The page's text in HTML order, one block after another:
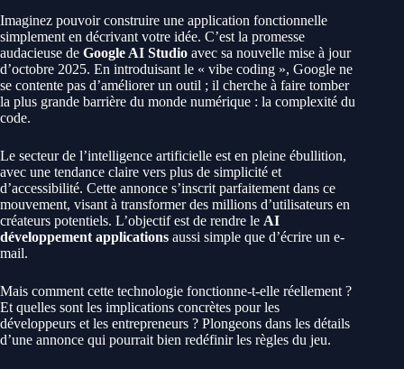
Imaginez pouvoir construire une application fonctionnelle
simplement en décrivant votre idée. C’est la promesse
audacieuse de Google AI Studio avec sa nouvelle mise à jour
d’octobre 2025. En introduisant le « vibe coding », Google ne
se contente pas d’améliorer un outil ; il cherche à faire tomber
la plus grande barrière du monde numérique : la complexité du
code.
Le secteur de l’intelligence artificielle est en pleine ébullition,
avec une tendance claire vers plus de simplicité et
d’accessibilité. Cette annonce s’inscrit parfaitement dans ce
mouvement, visant à transformer des millions d’utilisateurs en
créateurs potentiels. L’objectif est de rendre le AI
développement applications aussi simple que d’écrire un e-
mail.
Mais comment cette technologie fonctionne-t-elle réellement ?
Et quelles sont les implications concrètes pour les
développeurs et les entrepreneurs ? Plongeons dans les détails
d’une annonce qui pourrait bien redéfinir les règles du jeu.